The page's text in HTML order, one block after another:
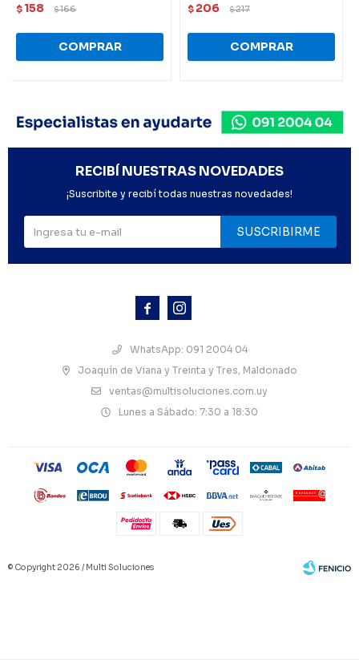
$ 158 $166 $ 206 $217
 
WhatsApp: 091 2004 04
Joaquín de Viana y Treinta y Tres, Maldonado
ventas@multisoluciones.com.uy
Lunes a Sábado: 7:30 a 18:30
RECIBÍ NUESTRAS NOVEDADES
¡Suscribite y recibí todas nuestras novedades!
SUSCRIBIRME
© Copyright 2026 / Multi Soluciones